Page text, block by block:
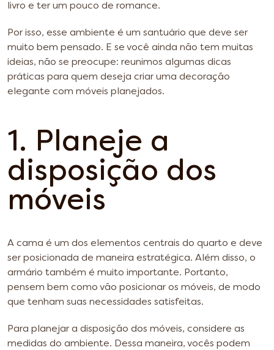
livro e ter um pouco de romance.
Por isso, esse ambiente é um santuário que deve ser
muito bem pensado. E se você ainda não tem muitas
ideias, não se preocupe: reunimos algumas dicas
práticas para quem deseja criar uma decoração
elegante com móveis planejados.
1. Planeje a
disposição dos
móveis
A cama é um dos elementos centrais do quarto e deve
ser posicionada de maneira estratégica. Além disso, o
armário também é muito importante. Portanto,
pensem bem como vão posicionar os móveis, de modo
que tenham suas necessidades satisfeitas.
Para planejar a disposição dos móveis, considere as
medidas do ambiente. Dessa maneira, vocês podem